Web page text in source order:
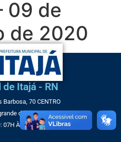
09 de
de 2020
Itajá - RN
70 CENTRO
do Norte
07H ÀS 13H